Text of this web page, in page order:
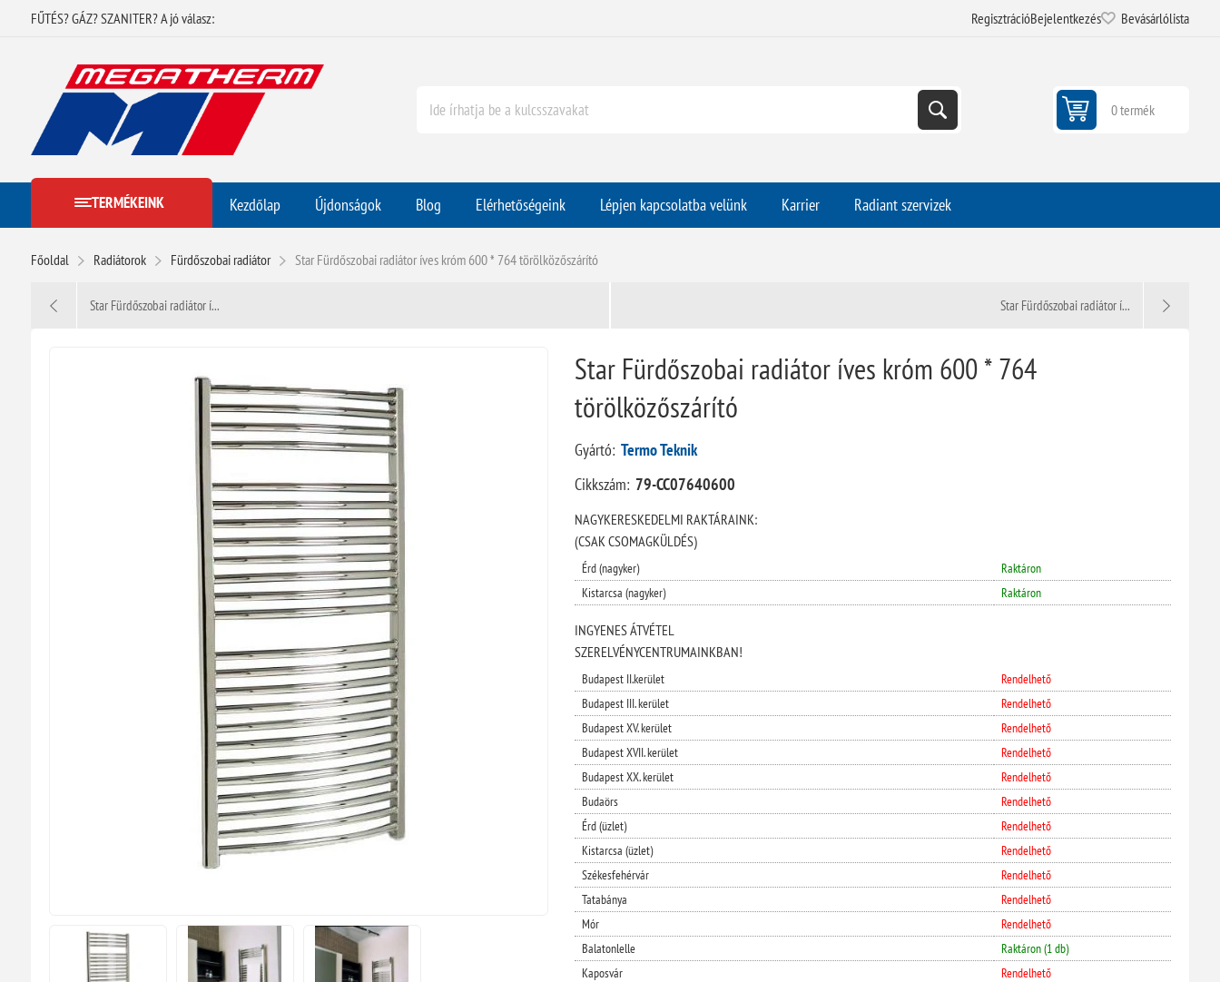
FŰTÉS? GÁZ? SZANITER? A jó válasz: RegisztrációBejelentkezés Bevásárlólista
0 termék
TERMÉKEINK Kezdőlap Újdonságok Blog Elérhetőségeink Lépjen kapcsolatba velünk Karrier Radiant szervizek
Főoldal Radiátorok Fürdőszobai radiátor Star Fürdőszobai radiátor íves króm 600 * 764 törölközőszárító
Star Fürdőszobai radiátor í... Star Fürdőszobai radiátor í...
Star Fürdőszobai radiátor íves króm 600 * 764
törölközőszárító
Gyártó: Termo Teknik
Cikkszám: 79-CC07640600
NAGYKERESKEDELMI RAKTÁRAINK:
(CSAK CSOMAGKÜLDÉS)
Érd (nagyker)
Raktáron
Kistarcsa (nagyker)
Raktáron
INGYENES ÁTVÉTEL
SZERELVÉNYCENTRUMAINKBAN!
Budapest II.kerület
Rendelhető
Budapest III. kerület
Rendelhető
Budapest XV. kerület
Rendelhető
Budapest XVII. kerület
Rendelhető
Budapest XX. kerület
Rendelhető
Budaörs
Rendelhető
Érd (üzlet)
Rendelhető
Kistarcsa (üzlet)
Rendelhető
Székesfehérvár
Rendelhető
Tatabánya
Rendelhető
Mór
Rendelhető
Balatonlelle
Raktáron (1 db)
Kaposvár
Rendelhető